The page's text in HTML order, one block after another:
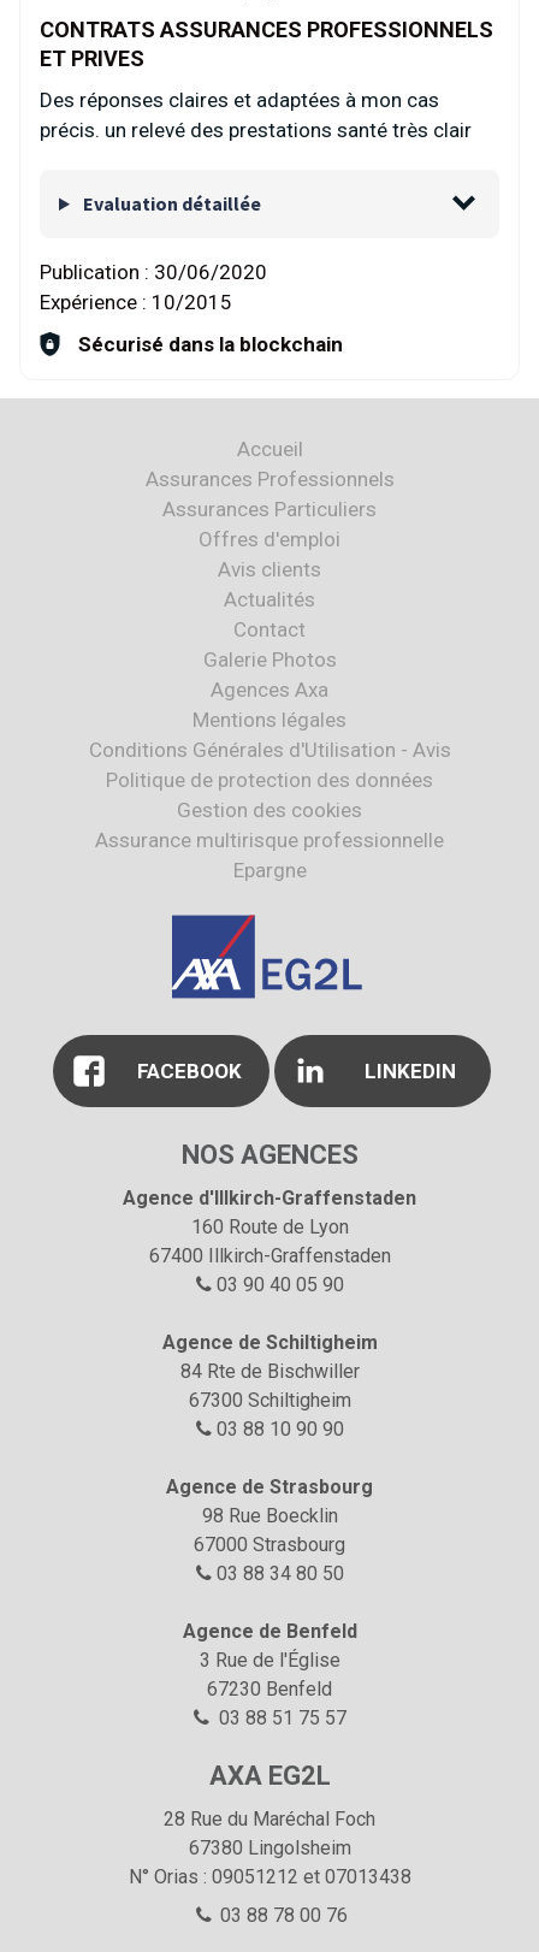
CONTRATS ASSURANCES PROFESSIONNELS
ET PRIVES
Des réponses claires et adaptées à mon cas
précis. un relevé des prestations santé très clair
Evaluation détaillée
Publication : 30/06/2020
Expérience : 10/2015
Sécurisé dans la blockchain
Accueil
Assurances Professionnels
Assurances Particuliers
Offres d'emploi
Avis clients
Actualités
Contact
Galerie Photos
Agences Axa
Mentions légales
Conditions Générales d'Utilisation - Avis
Politique de protection des données
Gestion des cookies
Assurance multirisque professionnelle
Epargne
FACEBOOK LINKEDIN
NOS AGENCES
Agence d'Illkirch-Graffenstaden
160 Route de Lyon
67400 Illkirch-Graffenstaden
 03 90 40 05 90
Agence de Schiltigheim
84 Rte de Bischwiller
67300 Schiltigheim
 03 88 10 90 90
Agence de Strasbourg
98 Rue Boecklin
67000 Strasbourg
 03 88 34 80 50
Agence de Benfeld
3 Rue de l'Église
67230 Benfeld
 03 88 51 75 57
AXA EG2L
28 Rue du Maréchal Foch
67380 Lingolsheim
N° Orias : 09051212 et 07013438
03 88 78 00 76